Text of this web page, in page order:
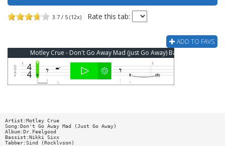
3.7 / 5 (12x) Rate this tab:
ADD TO FAVS
Motley Crue - Don't Go Away Mad (just Go Away) Bass Tab
Artist:Motley Crue
Song:Don't Go Away Mad (Just Go Away)
Album:Dr.Feelgood
Bassist:Nikki Sixx
Tabber:Sind (Rocklvson)